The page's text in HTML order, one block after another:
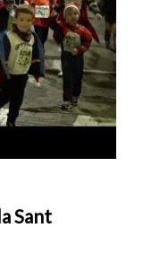
Sant